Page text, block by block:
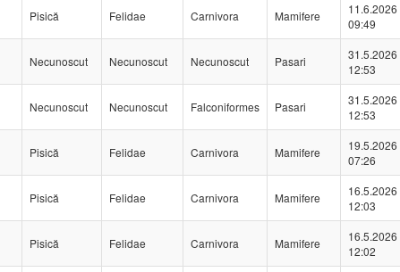
Pisică Felidae Carnivora Mamifere
11.6.2026
09:49
Necunoscut Necunoscut Necunoscut Pasari
31.5.2026
12:53
Necunoscut Necunoscut Falconiformes Pasari
31.5.2026
12:53
Pisică Felidae Carnivora Mamifere
19.5.2026
07:26
Pisică Felidae Carnivora Mamifere
16.5.2026
12:03
Pisică Felidae Carnivora Mamifere
16.5.2026
12:02